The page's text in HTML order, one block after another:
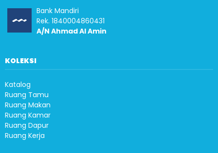
Bank Mandiri
Rek. 1840004860431
A/N Ahmad Al Amin
KOLEKSI
Katalog
Ruang Tamu
Ruang Makan
Ruang Kamar
Ruang Dapur
Ruang Kerja